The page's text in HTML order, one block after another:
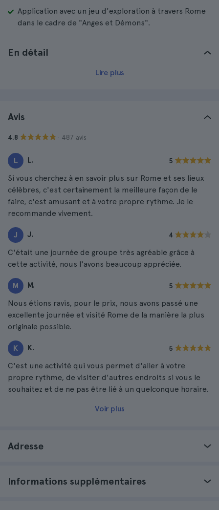
Application avec un jeu d'exploration à travers Rome
dans le cadre de "Anges et Démons".
En détail
Lire plus
Avis
4.8 · 487 avis
L L. 5
Si vous cherchez à en savoir plus sur Rome et ses lieux
célèbres, c'est certainement la meilleure façon de le
faire, c'est amusant et à votre propre rythme. Je le
recommande vivement.
J J. 4
C'était une journée de groupe très agréable grâce à
cette activité, nous l'avons beaucoup appréciée.
M M. 5
Nous étions ravis, pour le prix, nous avons passé une
excellente journée et visité Rome de la manière la plus
originale possible.
K K. 5
C'est une activité qui vous permet d'aller à votre
propre rythme, de visiter d'autres endroits si vous le
souhaitez et de ne pas être lié à un quelconque horaire.
Voir plus
Adresse
Informations supplémentaires